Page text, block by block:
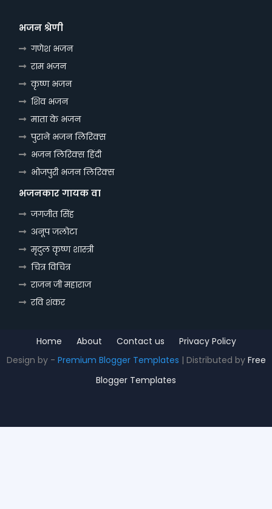
भजन श्रेणी
गणेश भजन
राम भजन
कृष्ण भजन
शिव भजन
माता के भजन
पुराने भजन लिरिक्स
भजन लिरिक्स हिंदी
भोजपुरी भजन लिरिक्स
भजनकार गायक वा
जगजीत सिंह
अनूप जलोटा
मृदुल कृष्ण शास्त्री
चित्र विचित्र
राजन जी महाराज
रवि शंकर
Home About Contact us
Privacy Policy
Design by - Premium Blogger Templates | Distributed by Free
Blogger Templates